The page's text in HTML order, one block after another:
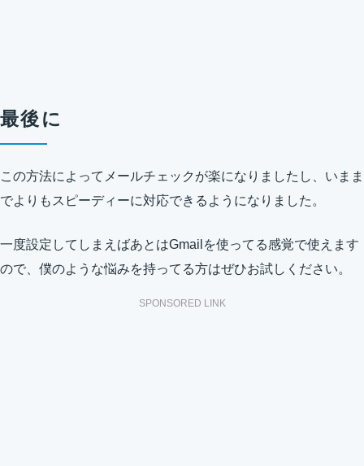
最後に
この方法によってメールチェックが楽になりましたし、いまま
でよりもスピーディーに対応できるようになりました。
一度設定してしまえばあとはGmailを使ってる感覚で使えます
ので、僕のような悩みを持ってる方はぜひお試しください。
SPONSORED LINK